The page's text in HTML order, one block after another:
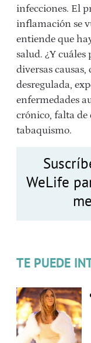
infecciones. El
inflamación se
entiende que
salud. ¿Y cuáles
diversas
desregulada,
enfermedades
crónico, falta
tabaquismo.
WeLife
TE PUEDE